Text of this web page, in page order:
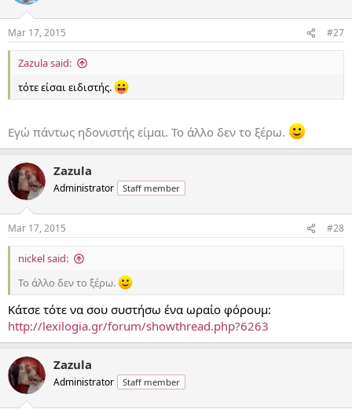
Mar 17, 2015 #27
Zazula said:
τότε είσαι ειδιστής.
Εγώ πάντως ηδονιστής είμαι. Το άλλο δεν το ξέρω.
Zazula
Administrator Staff member
Mar 17, 2015 #28
nickel said:
Το άλλο δεν το ξέρω.
Κάτσε τότε να σου συστήσω ένα ωραίο φόρουμ:
http://lexilogia.gr/forum/showthread.php?6263
Zazula
Administrator Staff member